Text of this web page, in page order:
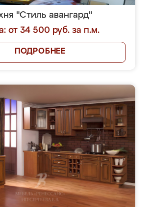
"Стиль авангард"
от 34 500 руб. за п.м.
ПОДРОБНЕЕ